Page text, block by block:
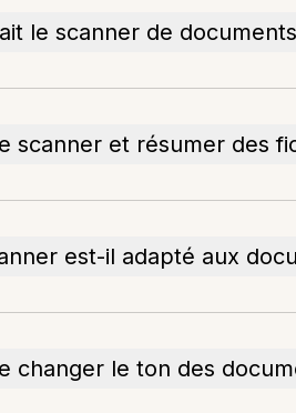
le scanner de
scanner et résumer des
est-il adapté aux
changer le ton des